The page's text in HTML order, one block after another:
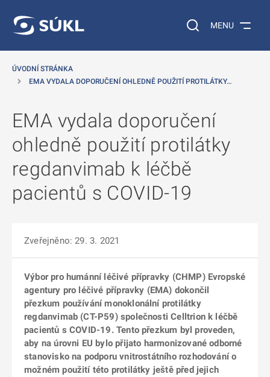
Vyhledávání na
MENU
ÚVODNÍ STRÁNKA
EMA VYDALA DOPORUČENÍ OHLEDNĚ POUŽITÍ PROTILÁTKY…
EMA vydala doporučení
ohledně použití protilátky
regdanvimab k léčbě
pacientů s COVID-19
Zveřejněno: 29. 3. 2021
Výbor pro humánní léčivé přípravky (CHMP) Evropské
agentury pro léčivé přípravky (EMA) dokončil
přezkum používání monoklonální protilátky
regdanvimab (CT-P59) společnosti Celltrion k léčbě
pacientů s COVID-19. Tento přezkum byl proveden,
aby na úrovni EU bylo přijato harmonizované odborné
stanovisko na podporu vnitrostátního rozhodování o
možném použití této protilátky ještě před jejich